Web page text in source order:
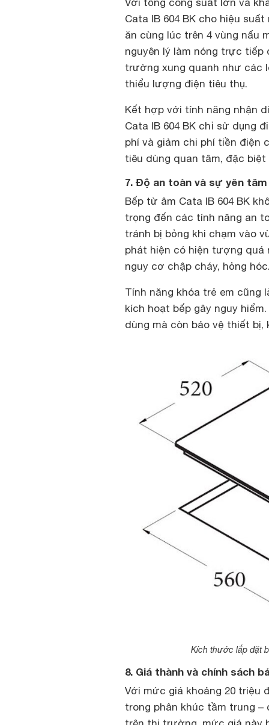
Cata IB 604 BK cho hiệu
ăn cùng lúc trên 4 vùng nấu
nguyên lý làm nóng trực
trường xung quanh như các
thiểu lượng điện tiêu thụ.
Kết hợp với tính năng nhận
Cata IB 604 BK chỉ sử dụng
phí và giảm chi phí tiền điện
tiêu dùng quan tâm, đặc
7. Độ an toàn và sự yên
Bếp từ âm Cata IB 604 BK
trọng đến các tính năng an
tránh bị bỏng khi chạm vào
phát hiện có hiện tượng quá
nguy cơ chập cháy, hỏng
Tính năng khóa trẻ em cũng
kích hoạt bếp gây nguy
dùng mà còn bảo vệ thiết
Kích thước lắp đặt
8. Giá thành và chính sách
Với mức giá khoảng 20 triệu
trong phân khúc tầm trung –